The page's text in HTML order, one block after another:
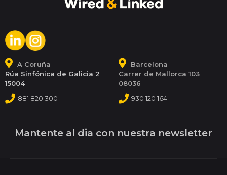
A Coruña
Rúa Sinfónica de Galicia 2
15004
881 820 300
Barcelona
Carrer de Mallorca 103
08036
930 120 164
Mantente al dia con nuestra newsletter